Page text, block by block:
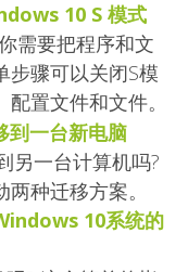
10 S 模式
需要把程序和文
步骤可以关闭S模
置文件和文件。
一台新电脑
另一台计算机吗?
种迁移方案。
10系统的